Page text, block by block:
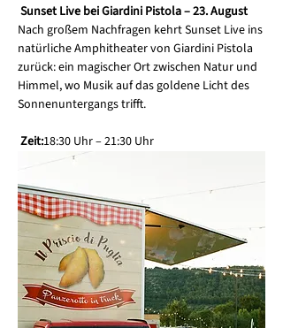
Sunset Live bei Giardini Pistola – 23. August
Nach großem Nachfragen kehrt Sunset Live ins
natürliche Amphitheater von Giardini Pistola
zurück: ein magischer Ort zwischen Natur und
Himmel, wo Musik auf das goldene Licht des
Sonnenuntergangs trifft.
Zeit:18:30 Uhr – 21:30 Uhr